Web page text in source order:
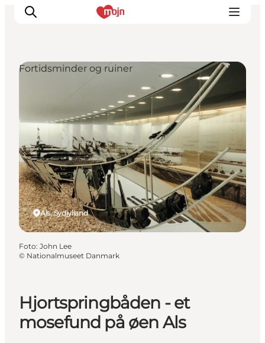
Byer & Steder
Det sker
Overnatning
Planlæg din ferie
Booking
Hjortspringbåden - et
mosefund på øen Als
Als, Sydjylland
Fortidsminder og ruiner
Foto: John Lee
© Nationalmuseet Danmark